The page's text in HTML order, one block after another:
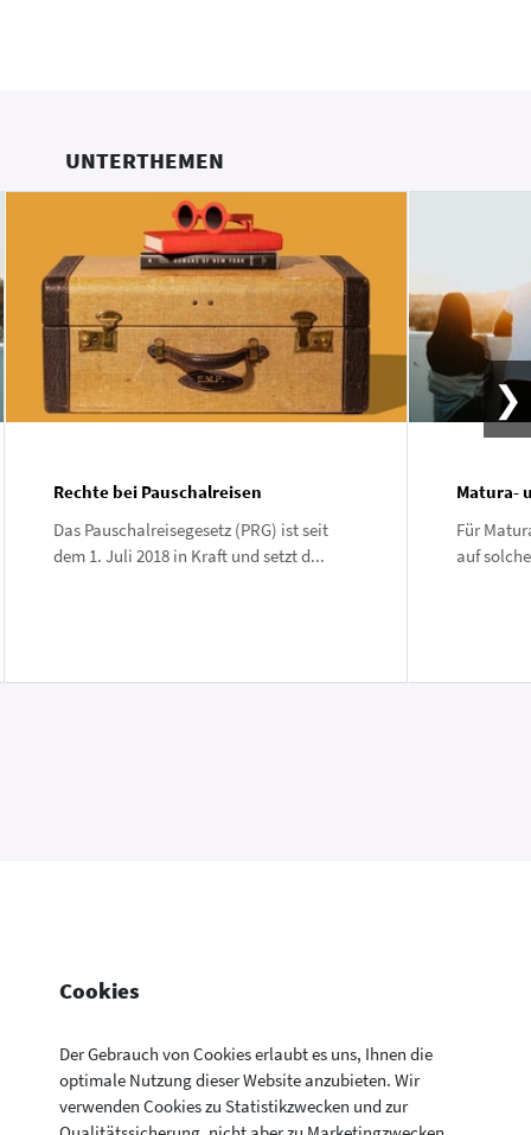
Cookies
Der Gebrauch von Cookies erlaubt es uns, Ihnen die
optimale Nutzung dieser Website anzubieten. Wir
verwenden Cookies zu Statistikzwecken und zur
UNTERTHEMEN
Rechte bei Pauschalreisen
Das Pauschalreisegesetz (PRG) ist seit
dem 1. Juli 2018 in Kraft und setzt d...
Matura-
Für
auf
Konsumentenfragen Newsletter
Newsletter Kontakt Datenschutzerklärung